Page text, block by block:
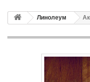
Линолеум